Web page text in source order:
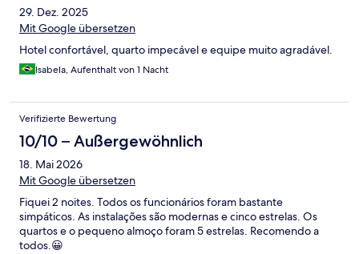
29. Dez. 2025
Mit Google übersetzen
Hotel confortável, quarto impecável e equipe muito agradável.
Isabela, Aufenthalt von 1 Nacht
Verifizierte Bewertung
10/10 – Außergewöhnlich
18. Mai 2026
Mit Google übersetzen
Fiquei 2 noites. Todos os funcionários foram bastante
simpáticos. As instalações são modernas e cinco estrelas. Os
quartos e o pequeno almoço foram 5 estrelas. Recomendo a
todos.😀